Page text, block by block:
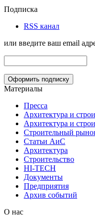
Подписка
RSS канал
или введите ваш email
Материалы
Пресса
Архитектура и
Архитектура и
Строительный
Статьи АиС
Архитектура
Строительство
HI-TECH
Документы
Предприятия
Архив событий
О нас